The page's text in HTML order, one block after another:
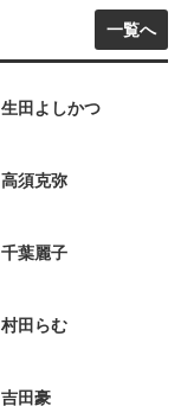
一覧へ
生田よしかつ
高須克弥
千葉麗子
村田らむ
吉田豪